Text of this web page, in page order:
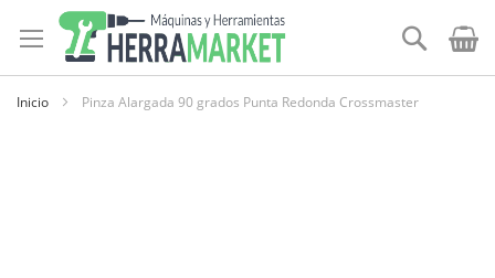
al
contenido
Buscar
Inicio Pinza Alargada 90 grados Punta Redonda Crossmaster